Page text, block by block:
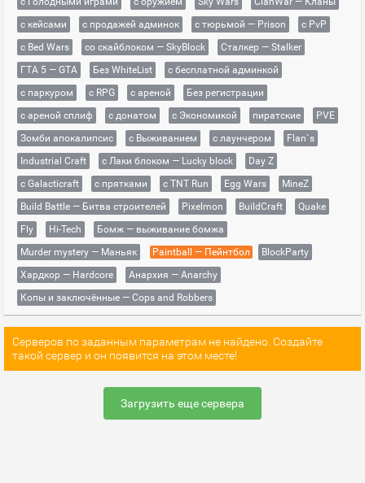
с кейсами
с продажей админок с тюрьмой — Prison
с PvP
с Bed Wars
со скайблоком — SkyBlock
Сталкер — Stalker
ГТА 5 — GTA
Без WhiteList
с бесплатной админкой
с паркуром
с RPG с ареной
Без регистрации
с ареной сплиф
с донатом с Экономикой пиратские
PVE
Зомби апокалипсис
с Выживанием с лаунчером
Flan`s
Industrial Craft
с Лаки блоком — Lucky block
Day Z
с Galacticraft
с прятками с TNT Run Egg Wars
MineZ
Build Battle — Битва строителей
Pixelmon BuildCraft
Quake
Fly
Hi-Tech
Бомж — выживание бомжа
Murder mystery — Маньяк
Paintball — Пейнтбол
BlockParty
Хардкор — Hardcore
Анархия — Anarchy
Копы и заключённые — Cops and Robbers
Серверов по заданным параметрам не найдено. Создайте
такой сервер и он появится на этом месте!
Загрузить еще сервера